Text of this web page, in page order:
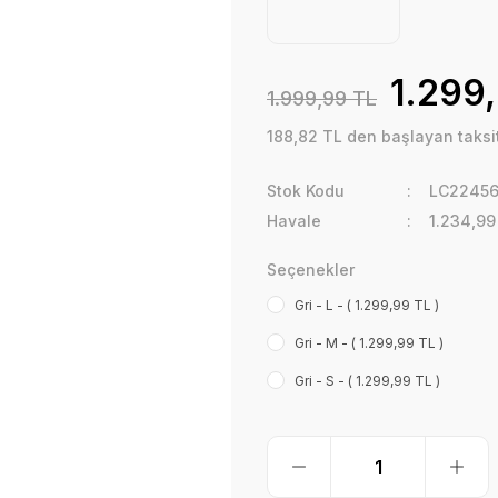
1.999,99 TL
188,82 TL den başlayan
Stok Kodu
Havale
Seçenekler
Gri - L - ( 1.299,99 TL )
Gri - M - ( 1.299,99 TL )
Gri - S - ( 1.299,99 TL )